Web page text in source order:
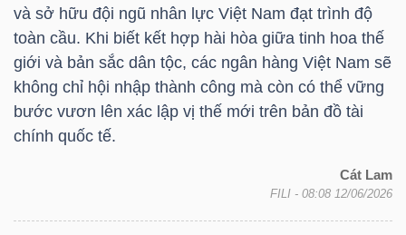
và sở hữu đội ngũ nhân lực Việt Nam đạt trình độ
toàn cầu. Khi biết kết hợp hài hòa giữa tinh hoa thế
giới và bản sắc dân tộc, các ngân hàng Việt Nam sẽ
không chỉ hội nhập thành công mà còn có thể vững
bước vươn lên xác lập vị thế mới trên bản đồ tài
chính quốc tế.
Cát Lam
FILI - 08:08 12/06/2026
của
tác
giả
(-)
Báo